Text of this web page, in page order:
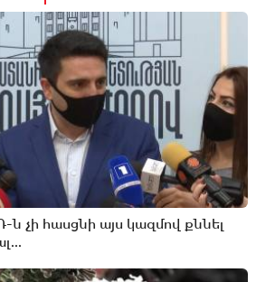
ն չի հասցնի այս կազմով քննել